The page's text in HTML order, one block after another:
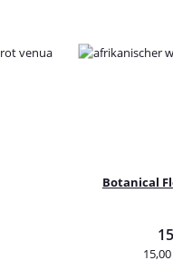
Botanical